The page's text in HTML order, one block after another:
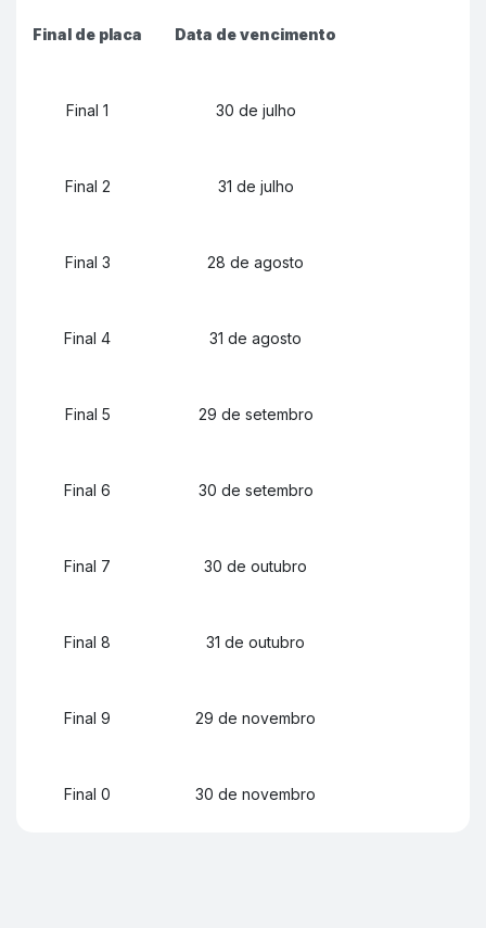
Final de placa Data de vencimento
Final 1 30 de julho
Final 2 31 de julho
Final 3 28 de agosto
Final 4 31 de agosto
Final 5 29 de setembro
Final 6 30 de setembro
Final 7 30 de outubro
Final 8 31 de outubro
Final 9 29 de novembro
Final 0 30 de novembro